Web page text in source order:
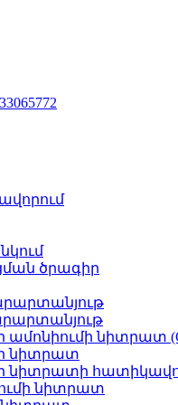
ծրագիր
ամոնիումի նիտրատ
նիտրատ
նիտրատի
նիտրատ